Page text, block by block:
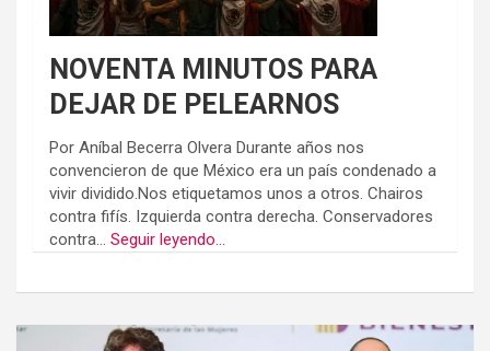
NOVENTA MINUTOS PARA
DEJAR DE PELEARNOS
Por Aníbal Becerra Olvera Durante años nos
convencieron de que México era un país condenado a
vivir dividido.Nos etiquetamos unos a otros. Chairos
contra fifís. Izquierda contra derecha. Conservadores
contra... Seguir leyendo...